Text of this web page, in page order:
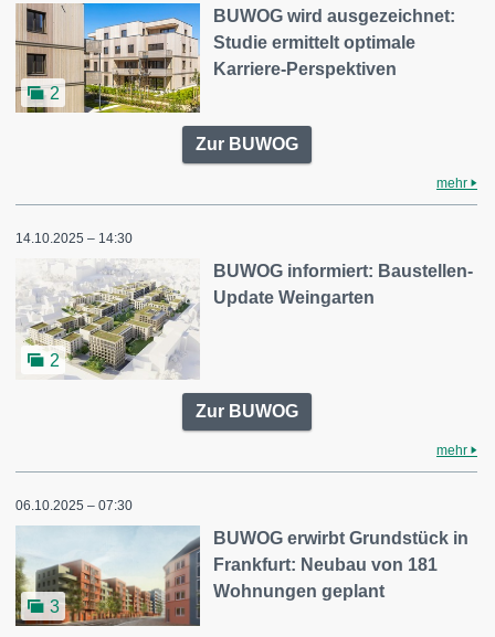
2
BUWOG wird ausgezeichnet:
Studie ermittelt optimale
Karriere-Perspektiven
Zur BUWOG
mehr
14.10.2025 – 14:30
2
BUWOG informiert: Baustellen-
Update Weingarten
Zur BUWOG
mehr
06.10.2025 – 07:30
3
BUWOG erwirbt Grundstück in
Frankfurt: Neubau von 181
Wohnungen geplant